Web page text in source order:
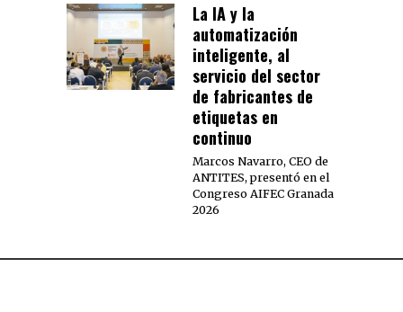
La IA y la
automatización
inteligente, al
servicio del sector
de fabricantes de
etiquetas en
continuo
Marcos Navarro, CEO de
ANTITES, presentó en el
Congreso AIFEC Granada
2026